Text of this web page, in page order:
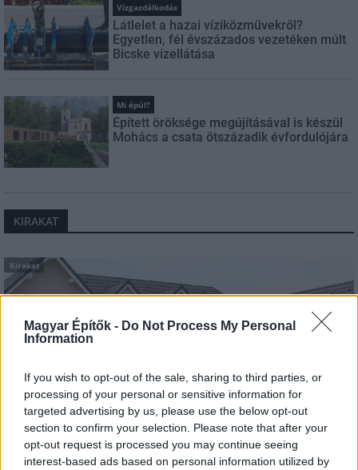
Magyar Építők - Do Not Process My Personal
Information
If you wish to opt-out of the sale, sharing to third parties, or
processing of your personal or sensitive information for
targeted advertising by us, please use the below opt-out
section to confirm your selection. Please note that after your
opt-out request is processed you may continue seeing
interest-based ads based on personal information utilized by
Vízgazdálkodás
Látlelet a hazai víziközművekről?
Egyetlen, fél évszázados vezetéken múlt
Bicske vízellátása
Mi épül?
Épített öröksége megújításával is készül
Mohács a csata ötszázadik évfordulójára
KIRAKAT
Kirakat